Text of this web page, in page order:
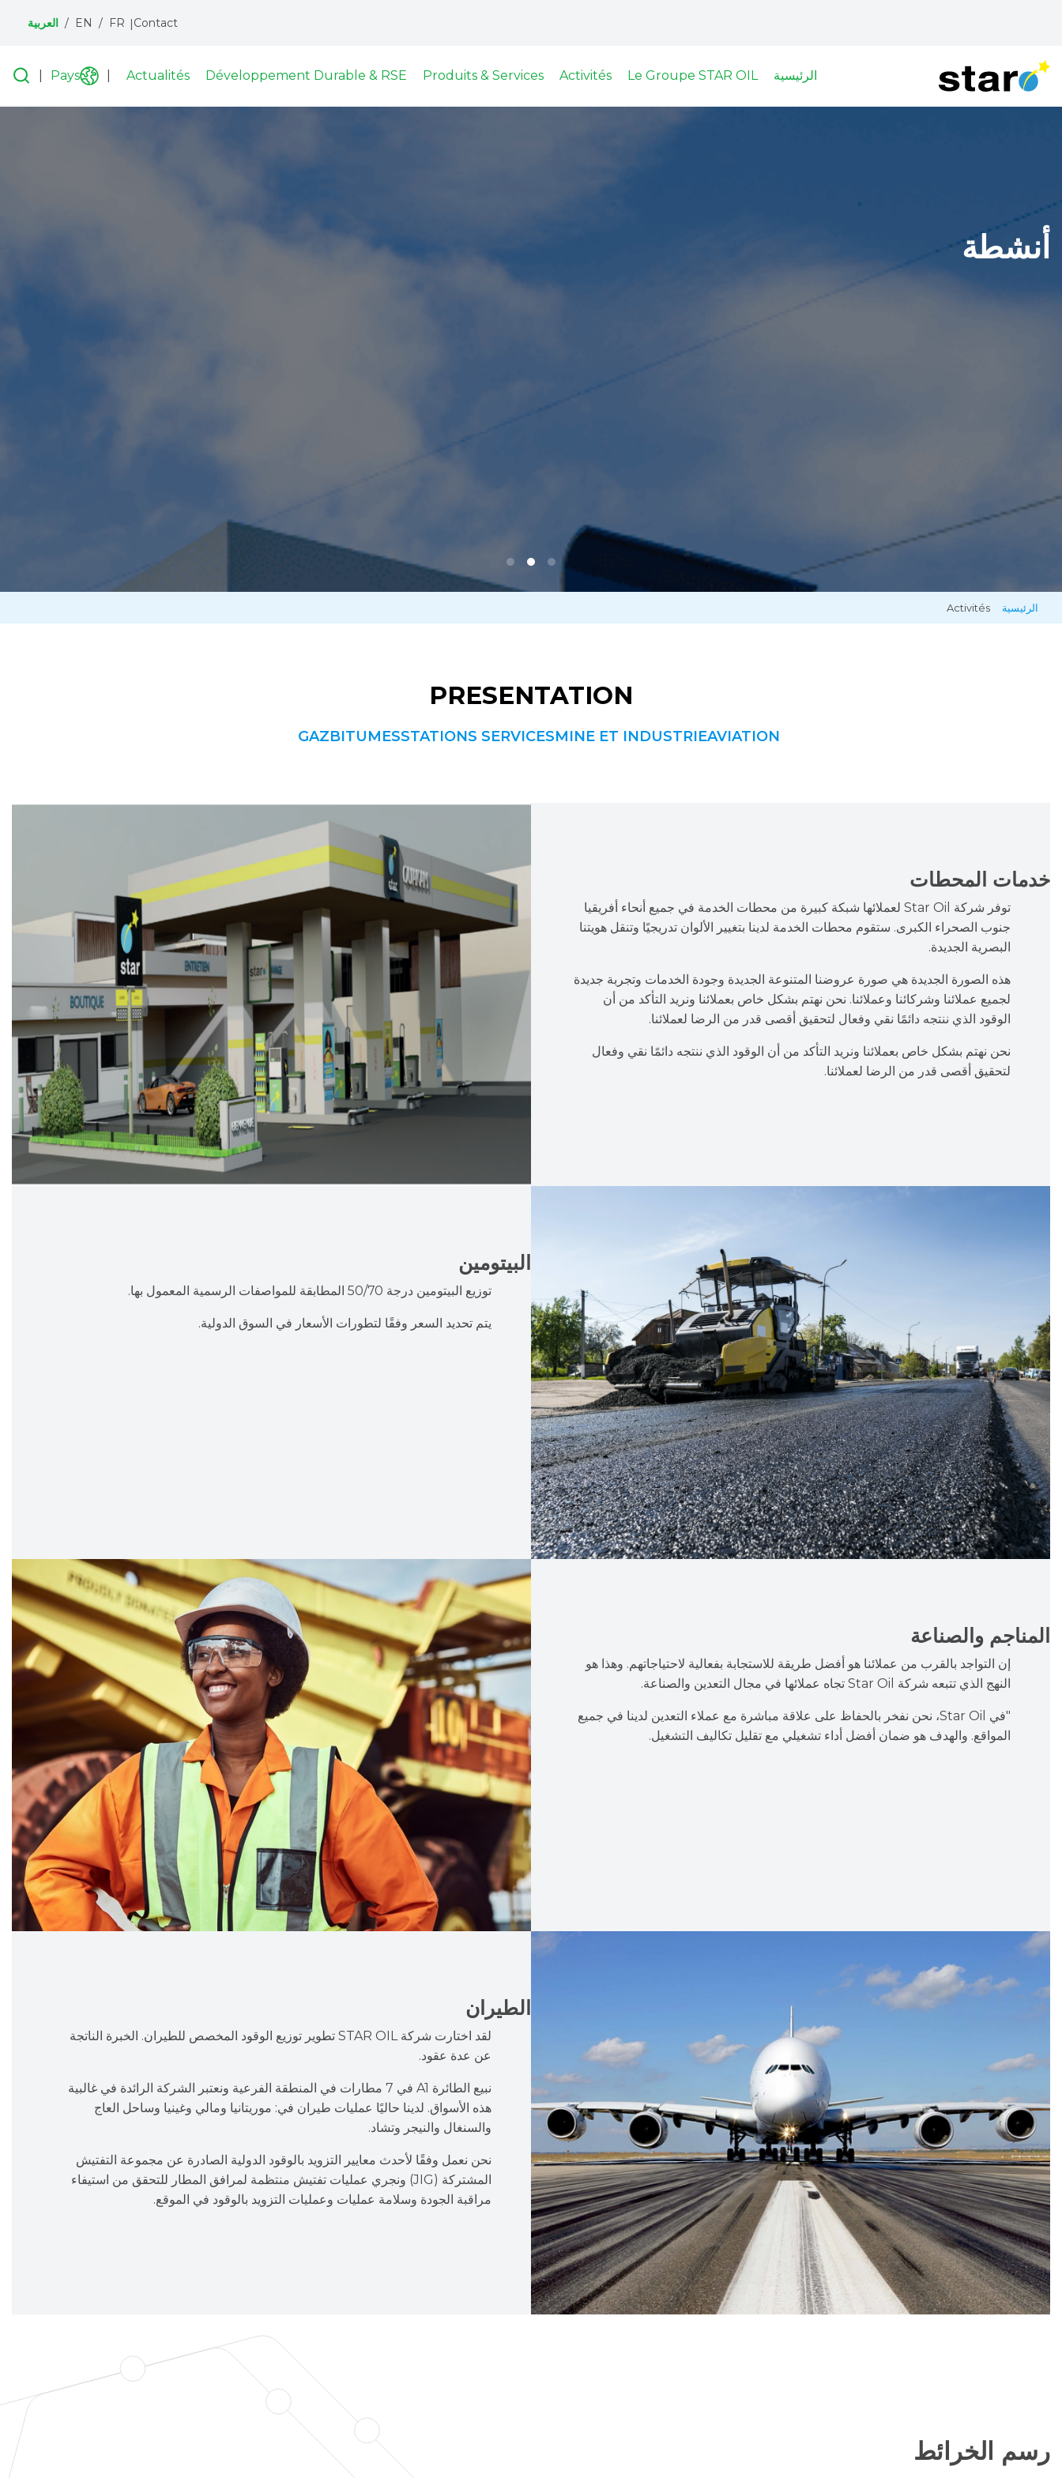
Menu
topbar
Contact
FR
EN العربية
الرئيسية Le Groupe STAR OIL
Activités
Produits & Services
Développement Durable & RSE
Actualités
Pays
Recherche
أنشطة
مسار
الرئيسية Activités
PRESENTATION
AVIATION
MINE ET INDUSTRIE
STATIONS SERVICES
BITUMES
GAZ
خدمات المحطات
توفر شركة Star Oil لعملائها شبكة كبيرة من محطات الخدمة في جميع أنحاء أفريقيا
جنوب الصحراء الكبرى. ستقوم محطات الخدمة لدينا بتغيير الألوان تدريجيًا وتنقل هويتنا
البصرية الجديدة.
هذه الصورة الجديدة هي صورة عروضنا المتنوعة الجديدة وجودة الخدمات وتجربة جديدة
لجميع عملائنا وشركائنا وعملائنا. نحن نهتم بشكل خاص بعملائنا ونريد التأكد من أن
الوقود الذي ننتجه دائمًا نقي وفعال لتحقيق أقصى قدر من الرضا لعملائنا.
نحن نهتم بشكل خاص بعملائنا ونريد التأكد من أن الوقود الذي ننتجه دائمًا نقي وفعال
لتحقيق أقصى قدر من الرضا لعملائنا.
البيتومين
توزيع البيتومين درجة 50/70 المطابقة للمواصفات الرسمية المعمول بها.
يتم تحديد السعر وفقًا لتطورات الأسعار في السوق الدولية.
المناجم والصناعة
إن التواجد بالقرب من عملائنا هو أفضل طريقة للاستجابة بفعالية لاحتياجاتهم. وهذا هو
النهج الذي تتبعه شركة Star Oil تجاه عملائها في مجال التعدين والصناعة.
"في Star Oil، نحن نفخر بالحفاظ على علاقة مباشرة مع عملاء التعدين لدينا في جميع
المواقع. والهدف هو ضمان أفضل أداء تشغيلي مع تقليل تكاليف التشغيل.
الطيران
لقد اختارت شركة STAR OIL تطوير توزيع الوقود المخصص للطيران. الخبرة الناتجة
عن عدة عقود.
نبيع الطائرة A1 في 7 مطارات في المنطقة الفرعية ونعتبر الشركة الرائدة في غالبية
هذه الأسواق. لدينا حاليًا عمليات طيران في: موريتانيا ومالي وغينيا وساحل العاج
والسنغال والنيجر وتشاد.
نحن نعمل وفقًا لأحدث معايير التزويد بالوقود الدولية الصادرة عن مجموعة التفتيش
المشتركة (JIG) ونجري عمليات تفتيش منتظمة لمرافق المطار للتحقق من استيفاء
مراقبة الجودة وسلامة عمليات وعمليات التزويد بالوقود في الموقع.
رسم الخرائط